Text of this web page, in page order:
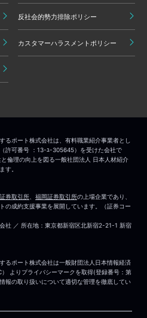
反社会的勢力排除ポリシー
カスタマーハラスメントポリシー